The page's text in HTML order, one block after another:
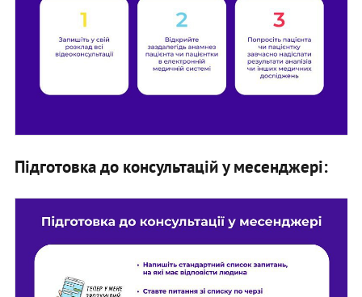
Підготовка до консультацій у месенджері: